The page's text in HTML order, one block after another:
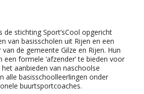
de stichting Sport’sCool opgericht
van basisscholen uit Rijen en een
de gemeente Gilze en Rijen. Hun
formele ‘afzender’ te bieden voor
aanbieden van naschoolse
alle basisschoolleerlingen onder
buurtsportcoaches.